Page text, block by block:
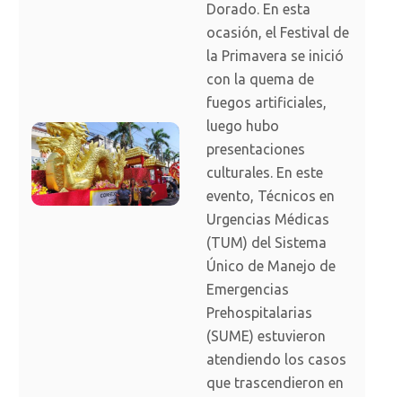
Dorado. En esta
ocasión, el Festival de
la Primavera se inició
con la quema de
fuegos artificiales,
luego hubo
presentaciones
culturales. En este
evento, Técnicos en
Urgencias Médicas
(TUM) del Sistema
Único de Manejo de
Emergencias
Prehospitalarias
(SUME) estuvieron
atendiendo los casos
que trascendieron en